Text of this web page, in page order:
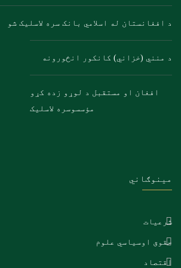
د افغانستان له اسلامي بانک سره لاسلیک شو
د منني (خزاني) کانکور انځورونه
افغان او مستقبل د لوړو زده کړو
مؤسسوسره لاسلیک
مینوګاني
شرعیات
حقوق اوسیاسي علوم
اقتصاد